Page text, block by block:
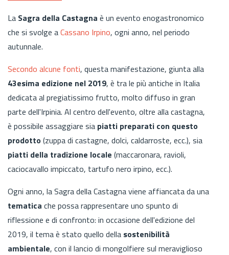
La Sagra della Castagna è un evento enogastronomico
che si svolge aCassano Irpino, ogni anno, nel periodo
autunnale.
Secondo alcune fonti, questa manifestazione, giunta alla
43esima edizione nel 2019, è tra le più antiche in Italia
dedicata al pregiatissimo frutto, molto diffuso in gran
parte dell'Irpinia. Al centro dell'evento, oltre alla castagna,
è possibile assaggiare sia piatti preparati con questo
prodotto(zuppa di castagne, dolci, caldarroste, ecc.), sia
piatti della tradizione locale (maccaronara, ravioli,
caciocavallo impiccato, tartufo nero irpino, ecc.).
Ogni anno, la Sagra della Castagna viene affiancata da una
tematica che possa rappresentare uno spunto di
riflessione e di confronto: in occasione dell'edizione del
2019, il tema è stato quello della sostenibilità
ambientale, con il lancio di mongolfiere sul meraviglioso